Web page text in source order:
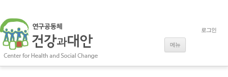
메뉴
로그인